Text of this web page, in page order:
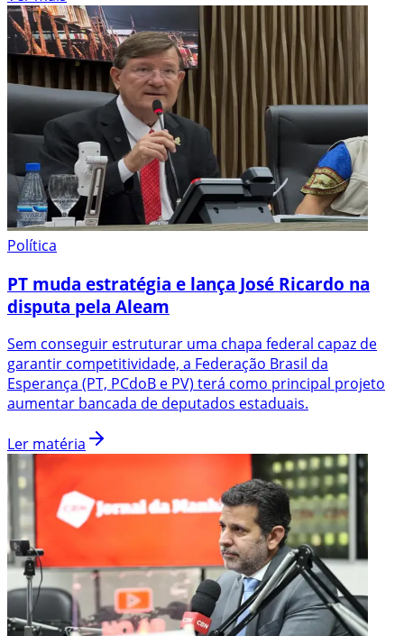
Política
PT muda estratégia e lança José Ricardo na
disputa pela Aleam
Sem conseguir estruturar uma chapa federal capaz de
garantir competitividade, a Federação Brasil da
Esperança (PT, PCdoB e PV) terá como principal projeto
aumentar bancada de deputados estaduais.
Ler matéria